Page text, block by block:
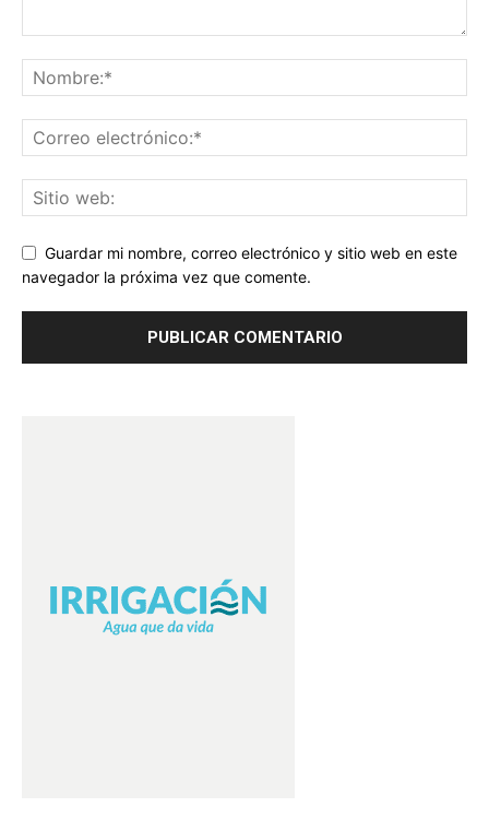
Guardar mi nombre, correo electrónico y sitio web en este
navegador la próxima vez que comente.